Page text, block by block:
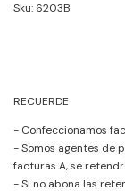
Sku: 6203B
RECUERDE
- Confeccionamos
- Somos agentes de
facturas A, se
- Si no abona las